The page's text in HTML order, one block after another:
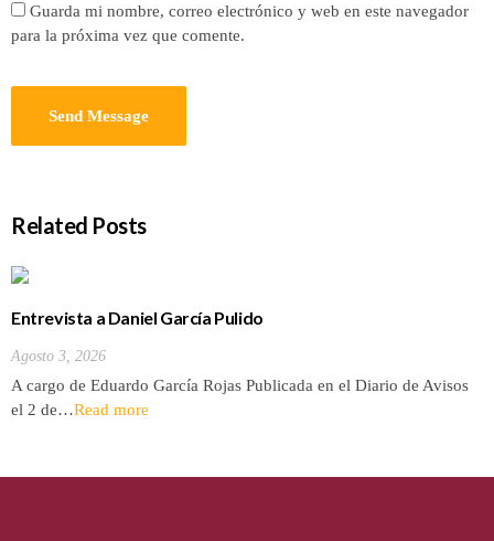
Guarda mi nombre, correo electrónico y web en este navegador
para la próxima vez que comente.
Related Posts
Entrevista a Daniel García Pulido
Agosto 3, 2026
A cargo de Eduardo García Rojas Publicada en el Diario de Avisos
el 2 de…Read more